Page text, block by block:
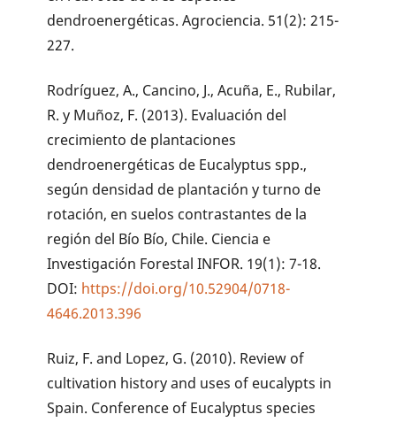
dendroenergéticas. Agrociencia. 51(2): 215-
227.
Rodríguez, A., Cancino, J., Acuña, E., Rubilar,
R. y Muñoz, F. (2013). Evaluación del
crecimiento de plantaciones
dendroenergéticas de Eucalyptus spp.,
según densidad de plantación y turno de
rotación, en suelos contrastantes de la
región del Bío Bío, Chile. Ciencia e
Investigación Forestal INFOR. 19(1): 7-18.
DOI: https://doi.org/10.52904/0718-
4646.2013.396
Ruiz, F. and Lopez, G. (2010). Review of
cultivation history and uses of eucalypts in
Spain. Conference of Eucalyptus species